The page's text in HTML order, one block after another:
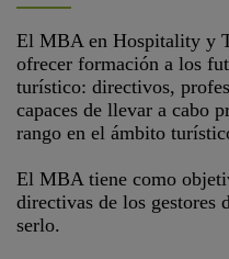
El MBA en Hospitality y
ofrecer formación a los
turístico: directivos,
capaces de llevar a cabo
rango en el ámbito
El MBA tiene como
directivas de los gestores
serlo.